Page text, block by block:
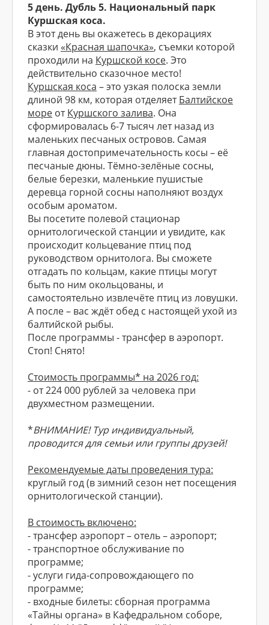
5 день. Дубль 5. Национальный парк
Куршская коса.
В этот день вы окажетесь в декорациях
сказки «Красная шапочка», съемки которой
проходили на Куршской косе. Это
действительно сказочное место!
Куршская коса – это узкая полоска земли
длиной 98 км, которая отделяетБалтийское
море отКуршского залива. Она
сформировалась 6-7 тысяч лет назад из
маленьких песчаных островов. Самая
главная достопримечательность косы – её
песчаные дюны. Тёмно-зелёные сосны,
белые березки, маленькие пушистые
деревца горной сосны наполняют воздух
особым ароматом.
Вы посетите полевой стационар
орнитологической станции и увидите, как
происходит кольцевание птиц под
руководством орнитолога. Вы сможете
отгадать по кольцам, какие птицы могут
быть по ним окольцованы, и
самостоятельно извлечёте птиц из ловушки.
А после – вас ждёт обед с настоящей ухой из
балтийской рыбы.
После программы - трансфер в аэропорт.
Стоп! Снято!
Стоимость программы* на 2026 год:
- от 224 000 рублей за человека при
двухместном размещении.
*ВНИМАНИЕ! Тур индивидуальный,
проводится для семьи или группы друзей!
Рекомендуемые даты проведения тура:
круглый год (в зимний сезон нет посещения
орнитологической станции).
В стоимость включено:
- трансфер аэропорт – отель – аэропорт;
- транспортное обслуживание по
программе;
- услуги гида-сопровождающего по
программе;
- входные билеты: сборная программа
«Тайны органа» в Кафедральном соборе,